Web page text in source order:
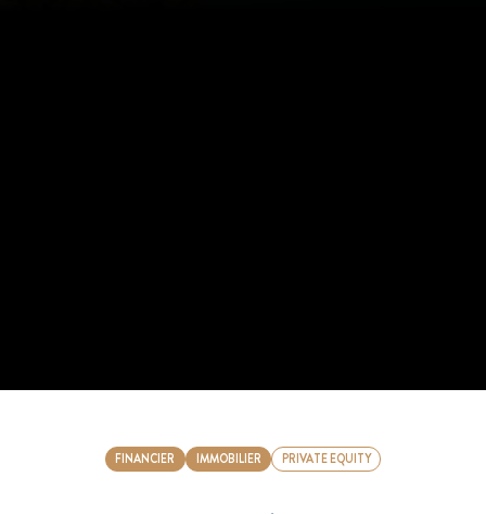
PRIVATE EQUITY
FINANCIER IMMOBILIER